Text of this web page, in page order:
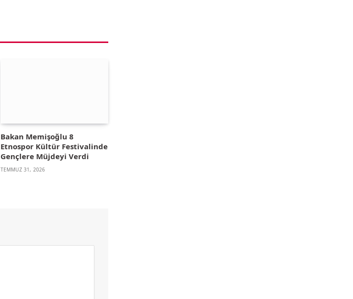
Bakan Memişoğlu 8
Etnospor Kültür Festivalinde
Gençlere Müjdeyi Verdi
TEMMUZ 31, 2026